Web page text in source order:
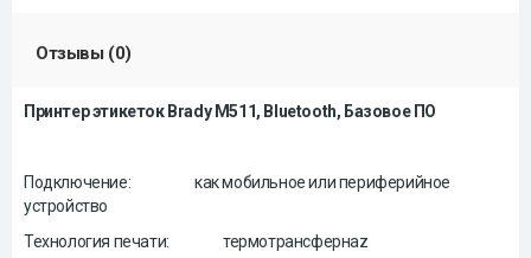
Отзывы (0)
Принтер этикеток Brady M511, Bluetooth, Базовое ПО
Подключение:
как мобильное или периферийное
устройство
Технология печати:
термотрансфернаz